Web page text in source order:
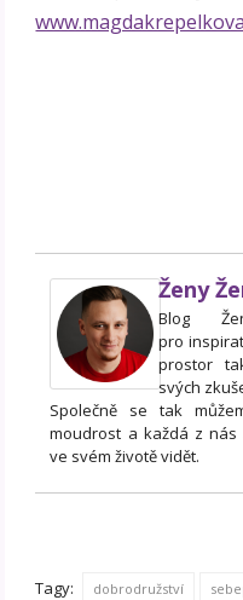
Ženy
Blog
pro
prostor
svých
Společně se tak
moudrost a každá z nás
ve svém životě vidět.
Tagy: dobrodružství